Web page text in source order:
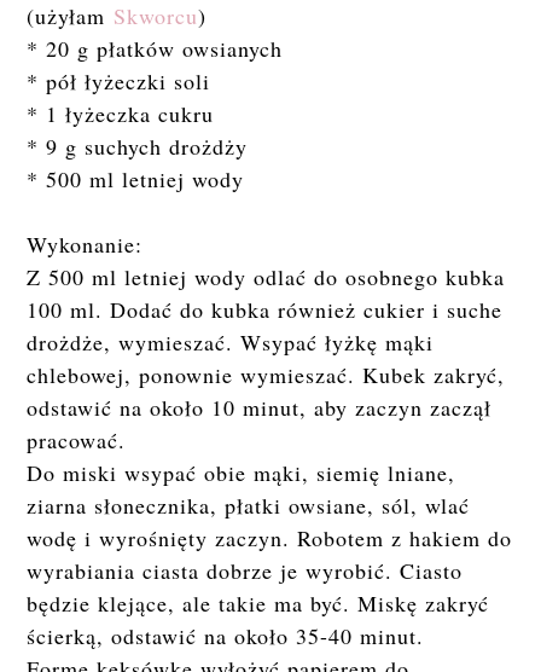
(użyłam Skworcu)
* 20 g płatków owsianych
* pół łyżeczki soli
* 1 łyżeczka cukru
* 9 g suchych drożdży
* 500 ml letniej wody
Wykonanie:
Z 500 ml letniej wody odlać do osobnego kubka
100 ml. Dodać do kubka również cukier i suche
drożdże, wymieszać. Wsypać łyżkę mąki
chlebowej, ponownie wymieszać. Kubek zakryć,
odstawić na około 10 minut, aby zaczyn zaczął
pracować.
Do miski wsypać obie mąki, siemię lniane,
ziarna słonecznika, płatki owsiane, sól, wlać
wodę i wyrośnięty zaczyn. Robotem z hakiem do
wyrabiania ciasta dobrze je wyrobić. Ciasto
będzie klejące, ale takie ma być. Miskę zakryć
ścierką, odstawić na około 35-40 minut.